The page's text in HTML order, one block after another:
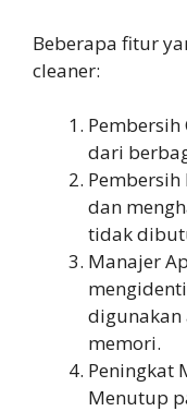
Beberapa fitur
cleaner:
Pembersih
dari
dan
tidak
Manajer
digunakan
memori.
Peningkat
Menutup